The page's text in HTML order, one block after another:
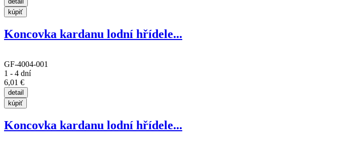
Koncovka kardanu lodní hřídele...
GF-4004-001
1 - 4 dní
6,01 €
Koncovka kardanu lodní hřídele...